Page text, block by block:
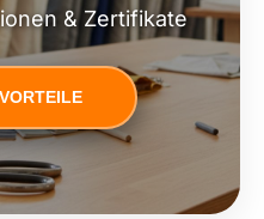
& Zertifikate